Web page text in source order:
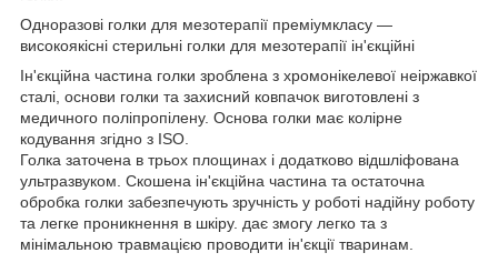
Одноразові голки для мезотерапії преміумкласу —
високоякісні стерильні голки для мезотерапії ін'єкційні
Ін'єкційна частина голки зроблена з хромонікелевої неіржавкої
сталі, основи голки та захисний ковпачок виготовлені з
медичного поліпропілену. Основа голки має колірне
кодування згідно з ISO.
Голка заточена в трьох площинах і додатково відшліфована
ультразвуком. Скошена ін'єкційна частина та остаточна
обробка голки забезпечують зручність у роботі надійну роботу
та легке проникнення в шкіру. дає змогу легко та з
мінімальною травмацією проводити ін'єкції тваринам.